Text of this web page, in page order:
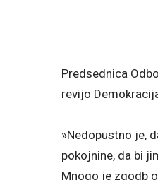
Predsednica
revijo
»Nedopustno je,
pokojnine, da bi
Mnogo je zgodb